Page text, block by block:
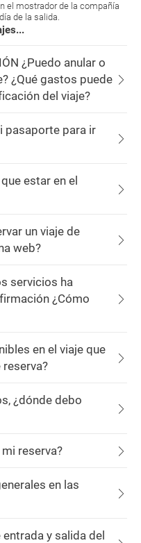
el mostrador de la compañía
de la salida.
¿Puedo anular o
¿Qué gastos puede
del viaje?
pasaporte para ir
estar en el
un viaje de
web?
servicios ha
¿Cómo
en el viaje que
¿dónde debo
reserva?
en las
y salida del